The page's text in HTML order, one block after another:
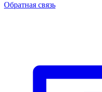
Обратная связь